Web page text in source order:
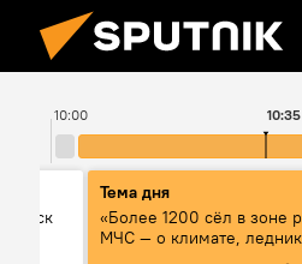
10:00 10:35
Тема дня
«Более 1200 сёл в зоне
МЧС — о климате,